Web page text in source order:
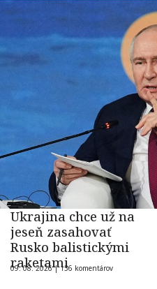
Ukrajina chce už na
jeseň zasahovať
Rusko balistickými
raketami
09. 08. 2026 |136 komentárov